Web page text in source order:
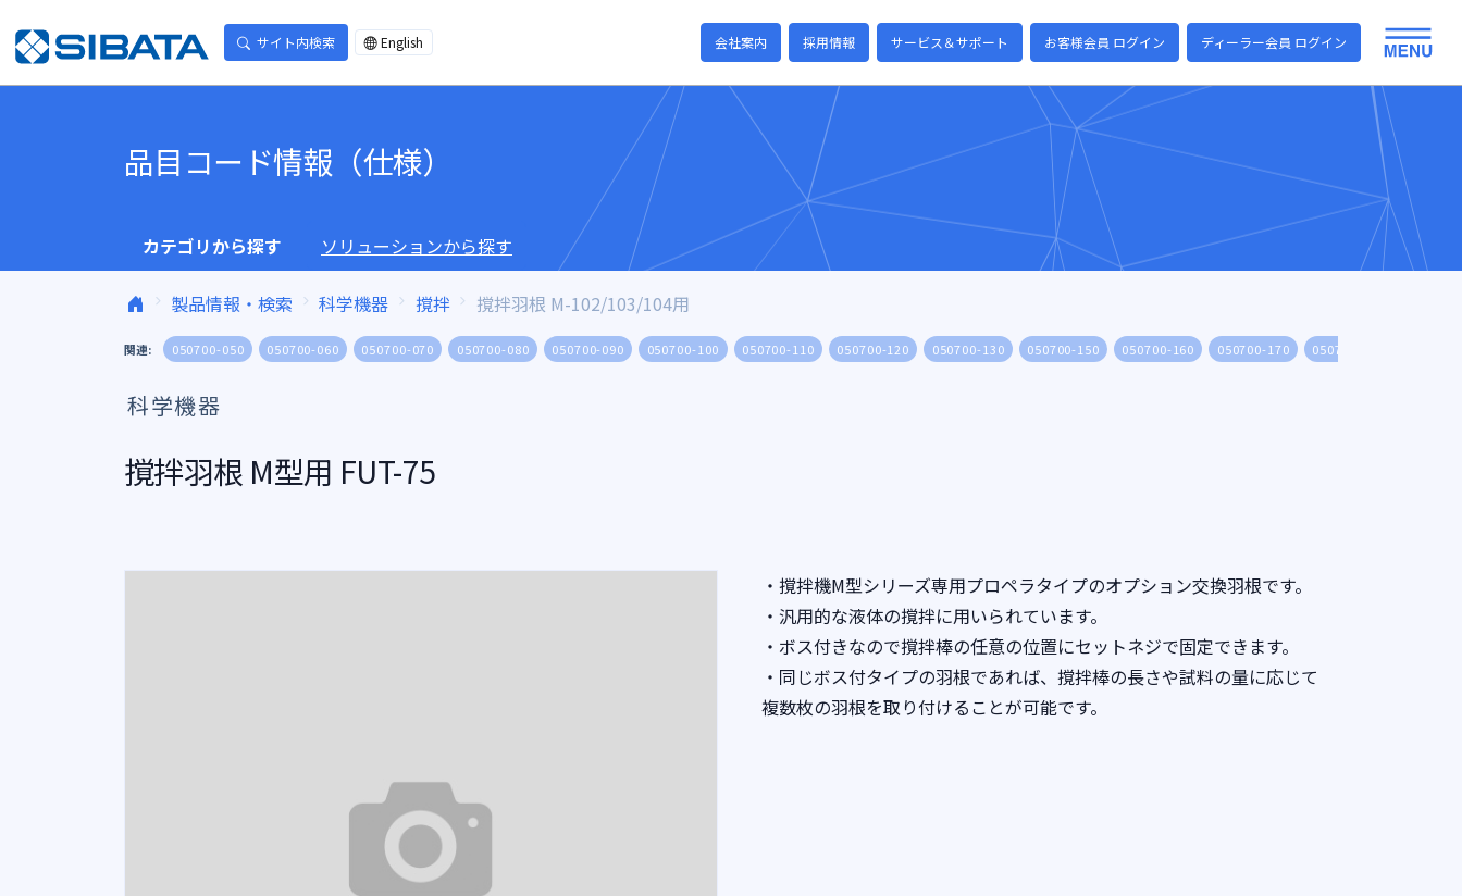
サイト内検索 English 会社案内 採用情報 サービス＆サポート お客様会員 ログイン ディーラー会員 ログイン
品目コード情報（仕様）
カテゴリから探す ソリューションから探す
製品情報・検索 科学機器 撹拌 撹拌羽根 M-102/103/104用
関連: 050700-050 050700-060 050700-070 050700-080 050700-090 050700-100 050700-110 050700-120 050700-130 050700-150 050700-160 050700-170 050700-180
科学機器
撹拌羽根 M型用 FUT-75
・撹拌機M型シリーズ専用プロペラタイプのオプション交換羽根です。
・汎用的な液体の撹拌に用いられています。
・ボス付きなので撹拌棒の任意の位置にセットネジで固定できます。
・同じボス付タイプの羽根であれば、撹拌棒の長さや試料の量に応じて
複数枚の羽根を取り付けることが可能です。